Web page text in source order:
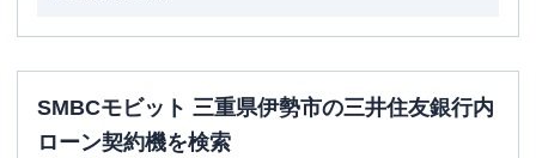
SMBCモビット 三重県伊勢市の三井住友銀行内
ローン契約機を検索